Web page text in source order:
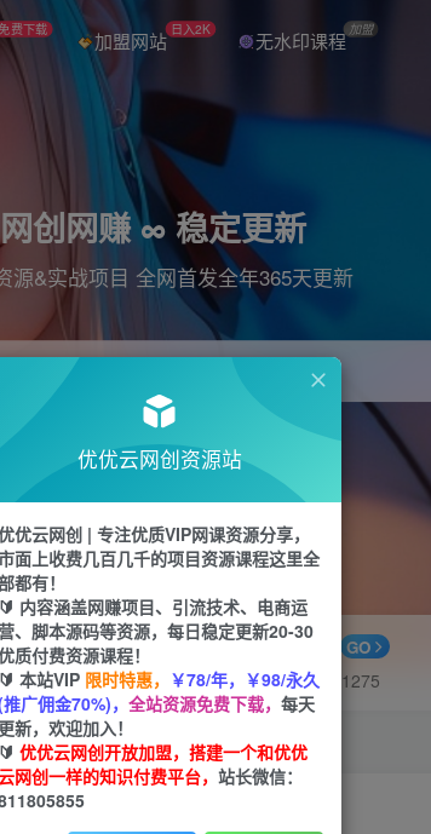
费下载 加盟网站 日入2K 无水印课程 加盟
网创网赚 ∞ 稳定更新
源&实战项目 全网首发全年365天更新
流 直播 电商 剪辑
路子。
APP下载 GO
站长V：hu91275
从入门到解说大神
优优云网创资源站
优云网创 | 专注优质VIP网课资源分享，
面上收费几百几千的项目资源课程这里全
都有！
🔰 内容涵盖网赚项目、引流技术、电商运
、脚本源码等资源，每日稳定更新20-30
质付费资源课程！
🔰 本站VIP 限时特惠， ￥78/年，￥98/永久
广佣金70%)， 全站资源免费下载， 每天
更新，欢迎加入！
🔰 优优云网创开放加盟，搭建一个和优优
网创一样的知识付费平台， 站长微信：